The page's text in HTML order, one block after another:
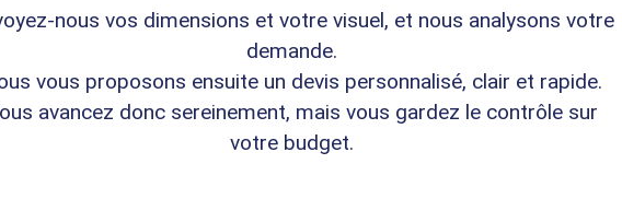
nous vos dimensions et votre visuel, et nous analysons votre
demande.
vous proposons ensuite un devis personnalisé, clair et rapide.
avancez donc sereinement, mais vous gardez le contrôle sur
votre budget.